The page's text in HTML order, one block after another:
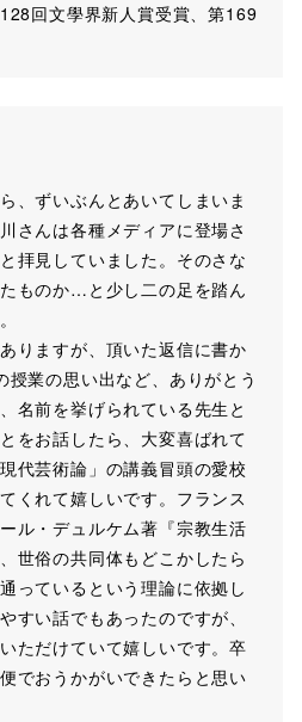
回文學界新人賞受賞、第169
、ずいぶんとあいてしまいま
さんは各種メディアに登場さ
拝見していました。そのさな
ものか…と少し二の足を踏ん
りますが、頂いた返信に書か
業の思い出など、ありがとう
名前を挙げられている先生と
をお話したら、大変喜ばれて
代芸術論」の講義冒頭の愛校
くれて嬉しいです。フランス
ル・デュルケム著『宗教生活
世俗の共同体もどこかしたら
っているという理論に依拠し
すい話でもあったのですが、
ただけていて嬉しいです。卒
でおうかがいできたらと思い